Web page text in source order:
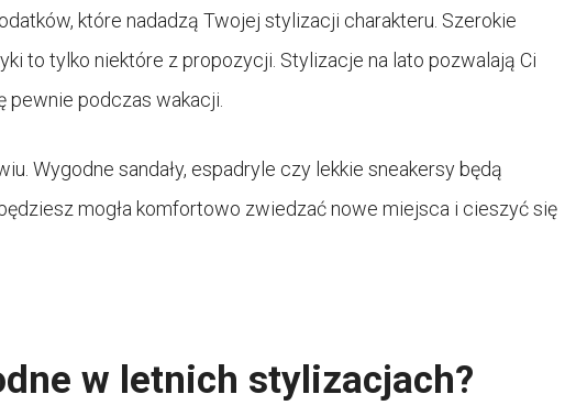
które nadadzą Twojej stylizacji charakteru. Szerokie
to tylko niektóre z propozycji. Stylizacje na lato pozwalają Ci
pewnie podczas wakacji.
Wygodne sandały, espadryle czy lekkie sneakersy będą
mogła komfortowo zwiedzać nowe miejsca i cieszyć się
w letnich stylizacjach?